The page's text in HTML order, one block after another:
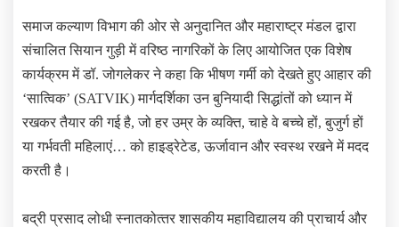
समाज कल्‍याण विभाग की ओर से अनुदानित और महाराष्‍ट्र मंडल द्वारा
संचालित सियान गुड़ी में वरिष्‍ठ नागरिकों के लिए आयोजित एक विशेष
कार्यक्रम में डॉ. जोगलेकर ने कहा कि भीषण गर्मी को देखते हुए आहार की
‘सात्विक’ (SATVIK) मार्गदर्शिका उन बुनियादी सिद्धांतों को ध्यान में
रखकर तैयार की गई है, जो हर उम्र के व्यक्ति, चाहे वे बच्चे हों, बुजुर्ग हों
या गर्भवती महिलाएं… को हाइड्रेटेड, ऊर्जावान और स्वस्थ रखने में मदद
करती है।
बद्री प्रसाद लोधी स्‍नातकोत्‍तर शासकीय महाविद्यालय की प्राचार्य और